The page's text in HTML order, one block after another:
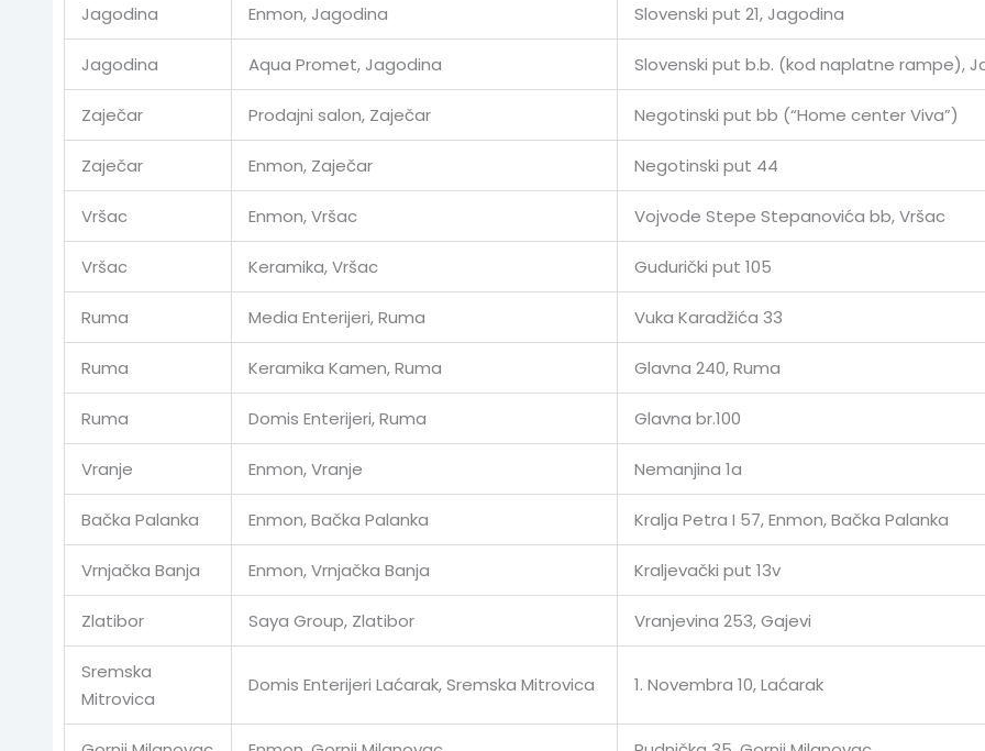
Jagodina Enmon, Jagodina Slovenski put 21, Jagodina
Jagodina Aqua Promet, Jagodina Slovenski put b.b. (kod naplatne rampe),
Zaječar Prodajni salon, Zaječar Negotinski put bb (“Home center Viva”)
Zaječar Enmon, Zaječar Negotinski put 44
Vršac Enmon, Vršac Vojvode Stepe Stepanovića bb, Vršac
Vršac Keramika, Vršac Gudurički put 105
Ruma Media Enterijeri, Ruma Vuka Karadžića 33
Ruma Keramika Kamen, Ruma Glavna 240, Ruma
Ruma Domis Enterijeri, Ruma Glavna br.100
Vranje Enmon, Vranje Nemanjina 1a
Bačka Palanka Enmon, Bačka Palanka Kralja Petra I 57, Enmon, Bačka Palanka
Vrnjačka Banja Enmon, Vrnjačka Banja Kraljevački put 13v
Zlatibor Saya Group, Zlatibor Vranjevina 253, Gajevi
Sremska
Mitrovica
Domis Enterijeri Laćarak, Sremska Mitrovica 1. Novembra 10, Laćarak